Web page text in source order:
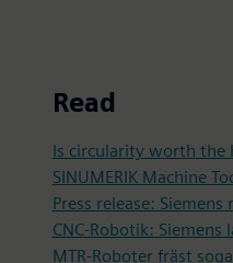
Read
Is circularity worth the
SINUMERIK Machine
Press release:
CNC-Robotik: Siemens
MTR-Roboter fräst